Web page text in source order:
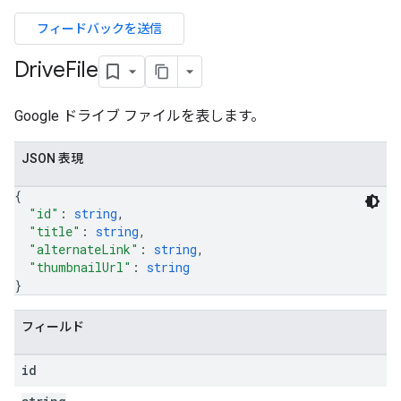
フィードバックを送信
DriveFile
Google ドライブ ファイルを表します。
JSON 表現
{
"id" : string,
"title" : string,
"alternateLink" : string,
"thumbnailUrl" : string
}
フィールド
id